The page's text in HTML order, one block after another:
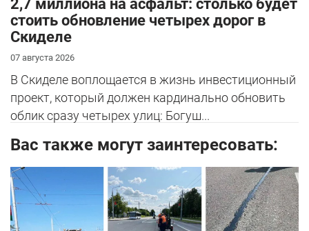
2,7 миллиона на асфальт: столько будет
стоить обновление четырех дорог в
Скиделе
07 августа 2026
В Скиделе воплощается в жизнь инвестиционный
проект, который должен кардинально обновить
облик сразу четырех улиц: Богуш...
Вас также могут заинтересовать: